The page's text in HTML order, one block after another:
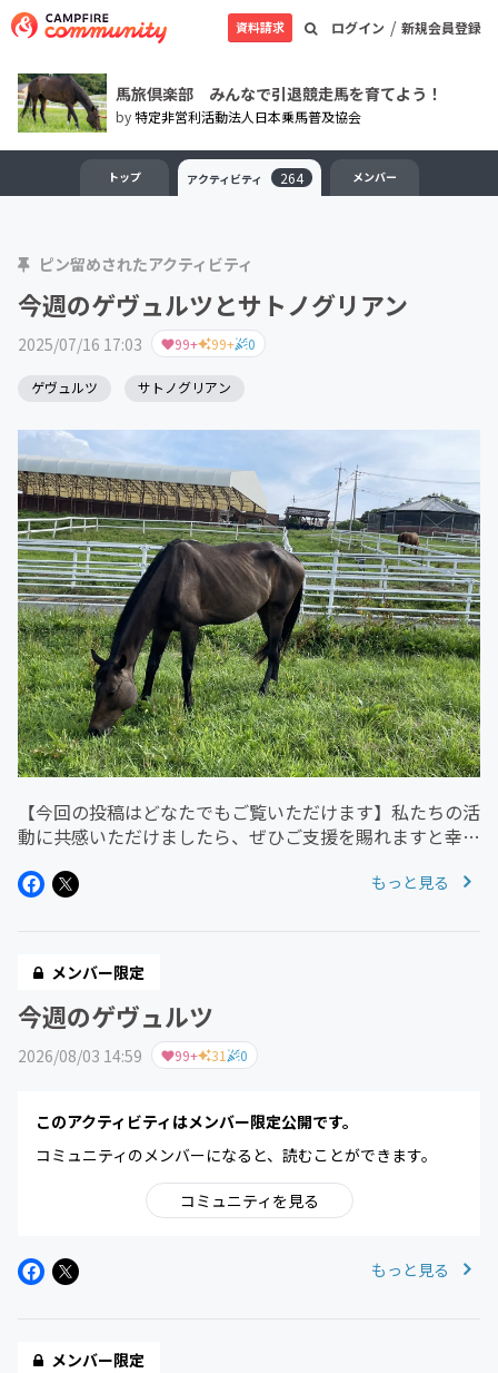
ログイン / 新規会員登録
資料請求
馬旅倶楽部 みんなで引退競走馬を育てよう！
by特定非営利活動法人日本乗馬普及協会
トップ アクティビティ 264 メンバー
ピン留めされたアクティビティ
今週のゲヴュルツとサトノグリアン
2025/07/16 17:03 99+ 99+ 0
ゲヴュルツ サトノグリアン
【今回の投稿はどなたでもご覧いただけます】私たちの活
動に共感いただけましたら、ぜひご支援を賜れますと幸い
います。連日の猛暑で体調管理が難しい日が続きますが、
もっと見る
メンバー限定
今週のゲヴュルツ
2026/08/03 14:59 99+ 31 0
このアクティビティはメンバー限定公開です。
コミュニティのメンバーになると、読むことができます。
コミュニティを見る
もっと見る
メンバー限定